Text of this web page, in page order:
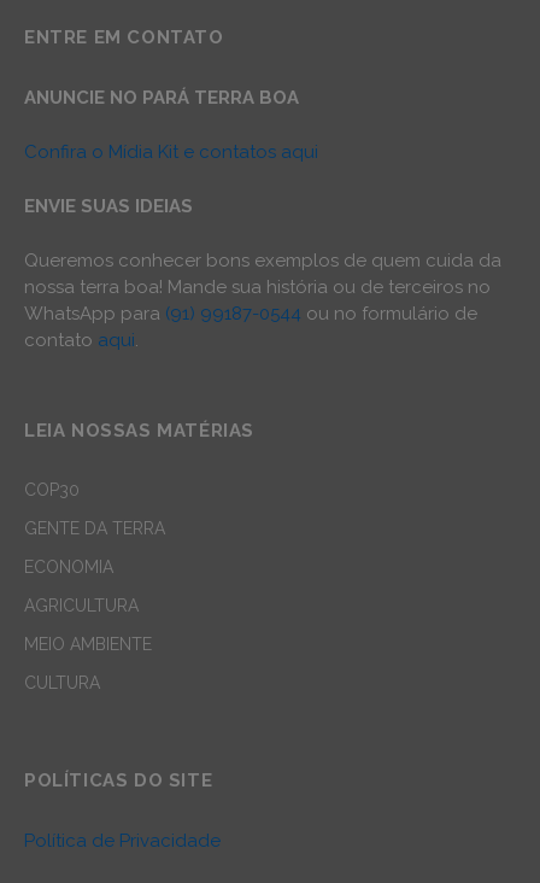
ENTRE EM CONTATO
ANUNCIE NO PARÁ TERRA BOA
Confira o Mídia Kit e contatos aqui
ENVIE SUAS IDEIAS
Queremos conhecer bons exemplos de quem cuida da
nossa terra boa! Mande sua história ou de terceiros no
WhatsApp para (91) 99187-0544 ou no formulário de
contato aqui.
LEIA NOSSAS MATÉRIAS
COP30
GENTE DA TERRA
ECONOMIA
AGRICULTURA
MEIO AMBIENTE
CULTURA
POLÍTICAS DO SITE
Política de Privacidade